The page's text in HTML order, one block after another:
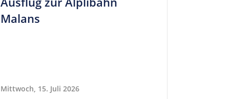
Malans
Mittwoch, 15. Juli 2026